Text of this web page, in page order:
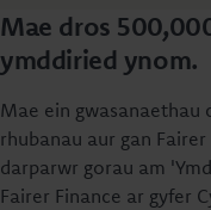
Mae dros
ymddiried ynom.
Mae ein gwasanaethau
rhubanau aur gan
darparwr gorau am
Fairer Finance ar gyfer